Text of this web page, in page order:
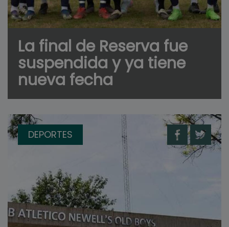
La final de Reserva fue
suspendida y ya tiene
nueva fecha
DEPORTES